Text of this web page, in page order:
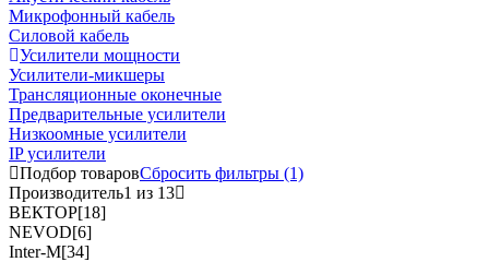
Микрофонный кабель
Силовой кабель
Усилители мощности
Усилители-микшеры
Трансляционные оконечные
Предварительные усилители
Низкоомные усилители
IP усилители
Подбор товаровСбросить фильтры (1)
Производитель1 из 13
ВЕКТОР[18]
NEVOD[6]
Inter-M[34]